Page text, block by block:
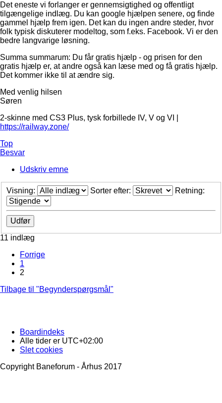
Det eneste vi forlanger er gennemsigtighed og offentligt
tilgængelige indlæg. Du kan google hjælpen senere, og finde
gammel hjælp frem igen. Det kan du ingen andre steder, hvor
folk typisk diskuterer modeltog, som f.eks. Facebook. Vi er den
bedre langvarige løsning.
Summa summarum: Du får gratis hjælp - og prisen for den
gratis hjælp er, at andre også kan læse med og få gratis hjælp.
Det kommer ikke til at ændre sig.
Med venlig hilsen
Søren
2-skinne med CS3 Plus, tysk forbillede IV, V og VI |
https://railway.zone/
Top
Besvar
Udskriv emne
Visning: Sorter efter: Retning:
11 indlæg
Forrige
1
2
Tilbage til "Begynderspørgsmål"
Boardindeks
Alle tider er UTC+02:00
Slet cookies
Copyright Baneforum - Århus 2017